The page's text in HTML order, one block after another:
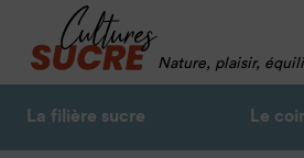
Nature, plaisir,
La filière sucre Le